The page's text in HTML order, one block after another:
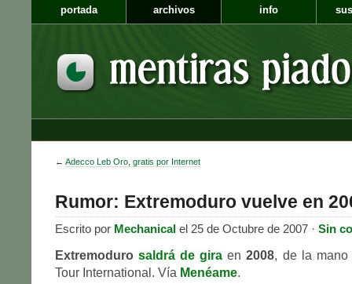
portada archivos info
← Adecco Leb Oro, gratis por Internet
Rumor: Extremoduro vuelve en
Escrito por Mechanical el 25 de Octubre de 2007 · Sin
Extremoduro saldrá de gira en2008, de la mano
Tour International. Vía Menéame.